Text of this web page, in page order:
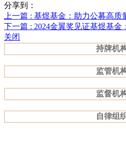
分享到：
上一篇 : 基煜基金：助力公募高质
下一篇 : 2024金翼奖见证基煜基金
关闭
持牌机
监管机
监督机
自律组